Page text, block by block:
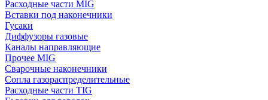
Расходные части MIG
Вставки под наконечники
Гусаки
Диффузоры газовые
Каналы направляющие
Прочее MIG
Сварочные наконечники
Сопла газораспределительные
Расходные части TIG